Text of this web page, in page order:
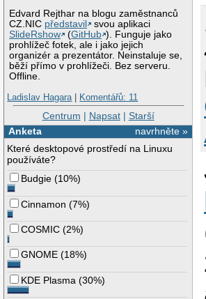
Edvard Rejthar na blogu zaměstnanců
CZ.NIC představil
svou aplikaci
SlideRshow
(GitHub ). Funguje jako
prohlížeč fotek, ale i jako jejich
organizér a prezentátor. Neinstaluje se,
běží přímo v prohlížeči. Bez serveru.
Offline.
Ladislav Hagara| Komentářů: 11
Centrum | Napsat| Starší
navrhněte »
Anketa
Které desktopové prostředí na Linuxu
používáte?
Budgie (10%)
Cinnamon (7%)
COSMIC (2%)
GNOME (18%)
KDE Plasma (30%)